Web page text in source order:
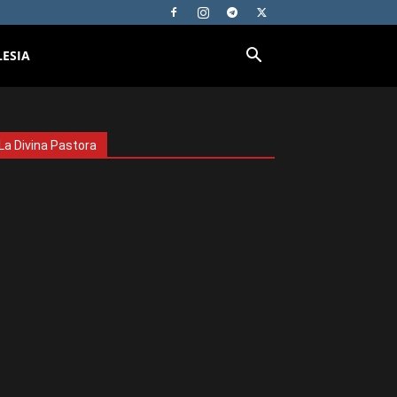
La Divina Pastora